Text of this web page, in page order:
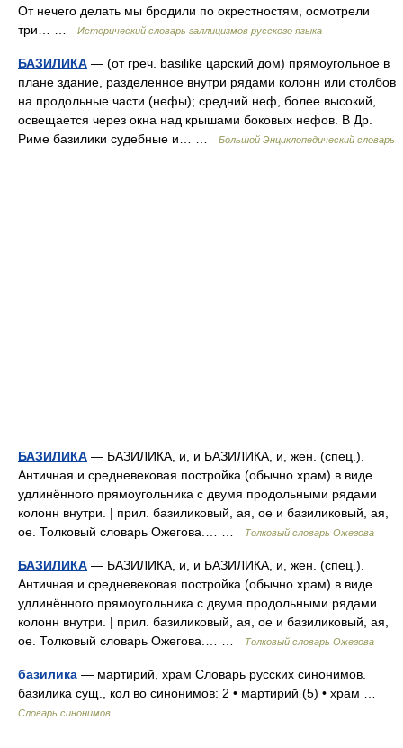
От нечего делать мы бродили по окрестностям, осмотрели
три… …
Исторический словарь галлицизмов русского языка
БАЗИЛИКА — (от греч. basilike царский дом) прямоугольное в
плане здание, разделенное внутри рядами колонн или столбов
на продольные части (нефы); средний неф, более высокий,
освещается через окна над крышами боковых нефов. В Др.
Риме базилики судебные и… …
Большой Энциклопедический словарь
БАЗИЛИКА — БАЗИЛИКА, и, и БАЗИЛИКА, и, жен. (спец.).
Античная и средневековая постройка (обычно храм) в виде
удлинённого прямоугольника с двумя продольными рядами
колонн внутри. | прил. базиликовый, ая, ое и базиликовый, ая,
ое. Толковый словарь Ожегова.… …
Толковый словарь Ожегова
БАЗИЛИКА — БАЗИЛИКА, и, и БАЗИЛИКА, и, жен. (спец.).
Античная и средневековая постройка (обычно храм) в виде
удлинённого прямоугольника с двумя продольными рядами
колонн внутри. | прил. базиликовый, ая, ое и базиликовый, ая,
ое. Толковый словарь Ожегова.… …
Толковый словарь Ожегова
базилика — мартирий, храм Словарь русских синонимов.
базилика сущ., кол во синонимов: 2 • мартирий (5) • храм …
Словарь синонимов